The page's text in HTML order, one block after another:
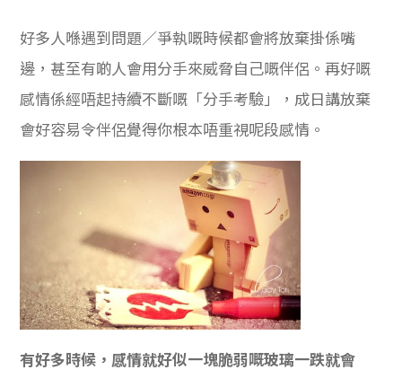
好多人喺遇到問題／爭執嘅時候都會將放棄掛係嘴
邊，甚至有啲人會用分手來威脅自己嘅伴侶。再好嘅
感情係經唔起持續不斷嘅「分手考驗」，成日講放棄
會好容易令伴侶覺得你根本唔重視呢段感情。
有好多時候，感情就好似一塊脆弱嘅玻璃一跌就會